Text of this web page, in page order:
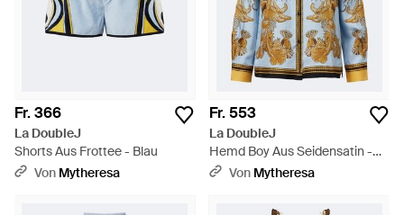
Fr. 366
La DoubleJ
Shorts Aus Frottee - Blau
Von Mytheresa
Fr. 553
La DoubleJ
Hemd Boy Aus Seidensatin -
BlauVon Mytheresa